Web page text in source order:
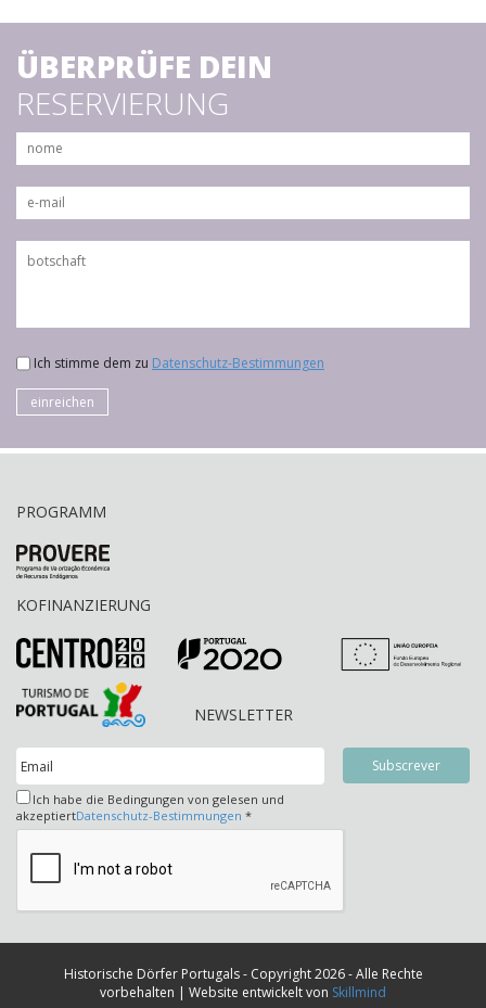
ÜBERPRÜFE DEIN
RESERVIERUNG
Ich stimme dem zu Datenschutz-Bestimmungen
einreichen
PROGRAMM
KOFINANZIERUNG
NEWSLETTER
Ich habe die Bedingungen von gelesen und
akzeptiertDatenschutz-Bestimmungen *
Historische Dörfer Portugals - Copyright 2026 - Alle Rechte
vorbehalten | Website entwickelt von Skillmind